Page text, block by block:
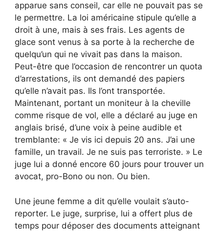
apparue sans conseil, car elle ne pouvait pas se
le permettre. La loi américaine stipule qu’elle a
droit à une, mais à ses frais. Les agents de
glace sont venus à sa porte à la recherche de
quelqu’un qui ne vivait pas dans la maison.
Peut-être que l’occasion de rencontrer un quota
d’arrestations, ils ont demandé des papiers
qu’elle n’avait pas. Ils l’ont transportée.
Maintenant, portant un moniteur à la cheville
comme risque de vol, elle a déclaré au juge en
anglais brisé, d’une voix à peine audible et
tremblante: « Je vis ici depuis 20 ans. J’ai une
famille, un travail. Je ne suis pas terroriste. » Le
juge lui a donné encore 60 jours pour trouver un
avocat, pro-Bono ou non. Ou bien.
Une jeune femme a dit qu’elle voulait s’auto-
reporter. Le juge, surprise, lui a offert plus de
temps pour déposer des documents atteignant